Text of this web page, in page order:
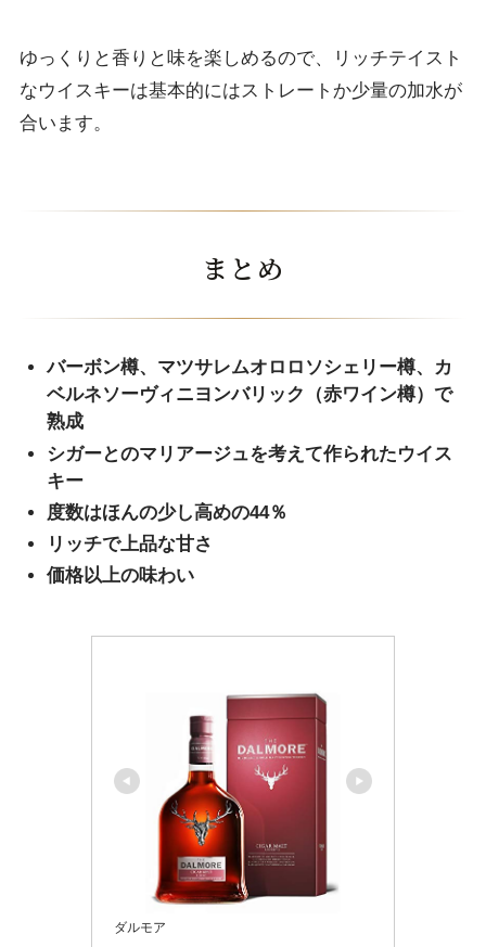
ゆっくりと香りと味を楽しめるので、リッチテイスト
なウイスキーは基本的にはストレートか少量の加水が
合います。
まとめ
バーボン樽、マツサレムオロロソシェリー樽、カ
ベルネソーヴィニヨンバリック（赤ワイン樽）で
熟成
シガーとのマリアージュを考えて作られたウイス
キー
度数はほんの少し高めの44％
リッチで上品な甘さ
価格以上の味わい
ダルモア